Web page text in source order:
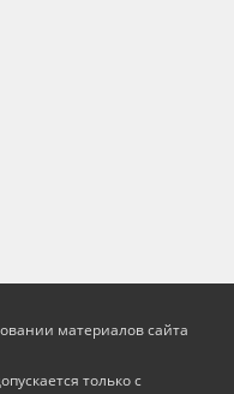
материалов сайта
только с